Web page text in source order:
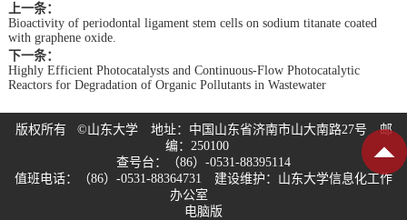
上一条：
Bioactivity of periodontal ligament stem cells on sodium titanate coated
with graphene oxide.
下一条：
Highly Efficient Photocatalysts and Continuous-Flow Photocatalytic
Reactors for Degradation of Organic Pollutants in Wastewater
版权所有 ©山东大学 地址：中国山东省济南市山大南路27号 邮
编：250100
查号台：（86）-0531-88395114
值班电话：（86）-0531-88364731 建设维护：山东大学信息化工作
办公室
电脑版